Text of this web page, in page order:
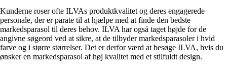
Kunderne roser ofte ILVAs produktkvalitet og deres engagerede
personale, der er parate til at hjælpe med at finde den bedste
markedsparasol til deres behov. ILVA har også taget højde for de
angivne søgeord ved at sikre, at de tilbyder markedsparasoler i hvid
farve og i større størrelser. Det er derfor værd at besøge ILVA, hvis du
ønsker en markedsparasol af høj kvalitet med et stilfuldt design.